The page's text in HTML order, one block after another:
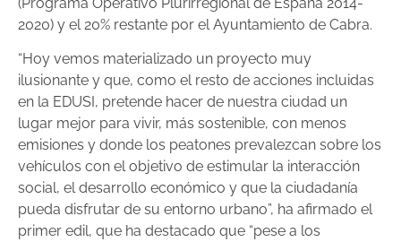
2020) y el 20% restante por el Ayuntamiento de Cabra.
“Hoy vemos materializado un proyecto muy
ilusionante y que, como el resto de acciones incluidas
en la EDUSI, pretende hacer de nuestra ciudad un
lugar mejor para vivir, más sostenible, con menos
emisiones y donde los peatones prevalezcan sobre los
vehículos con el objetivo de estimular la interacción
social, el desarrollo económico y que la ciudadanía
pueda disfrutar de su entorno urbano”, ha afirmado el
primer edil, que ha destacado que “pese a los